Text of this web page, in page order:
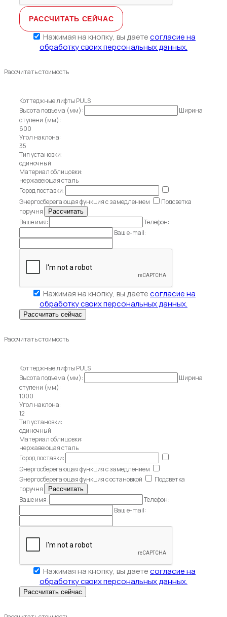
Нажимая на кнопку, вы даетесогласие на
обработку своих персональных данных.
Рассчитать стоимость
Коттеджные лифты PULS
Высота подъема (мм):
Ширина
ступени (мм):
600
Угол наклона:
35
Тип установки:
одиночный
Материал облицовки:
нержавеющая сталь
Город поставки:
Энергосберегающая функция с замедлением
Подсветка
поручня
Ваше имя:
Телефон:
Ваш e-mail:
Нажимая на кнопку, вы даетесогласие на
обработку своих персональных данных.
Рассчитать стоимость
Коттеджные лифты PULS
Высота подъема (мм):
Ширина
ступени (мм):
1000
Угол наклона:
12
Тип установки:
одиночный
Материал облицовки:
нержавеющая сталь
Город поставки:
Энергосберегающая функция с замедлением
Энергосберегающая функция с остановкой
Подсветка
поручня
Ваше имя:
Телефон:
Ваш e-mail:
Нажимая на кнопку, вы даетесогласие на
обработку своих персональных данных.